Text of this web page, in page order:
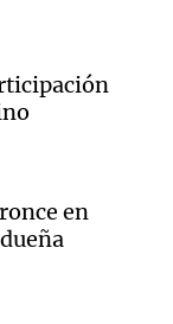
en